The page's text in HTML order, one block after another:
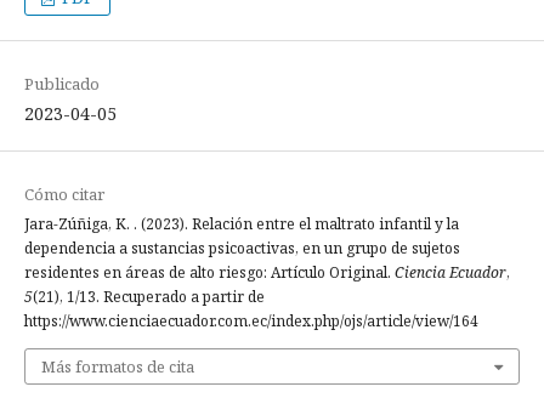
Publicado
2023-04-05
Cómo citar
Jara-Zúñiga, K. . (2023). Relación entre el maltrato infantil y la
dependencia a sustancias psicoactivas, en un grupo de sujetos
residentes en áreas de alto riesgo: Artículo Original. Ciencia Ecuador,
5(21), 1/13. Recuperado a partir de
https://www.cienciaecuador.com.ec/index.php/ojs/article/view/164
Más formatos de cita